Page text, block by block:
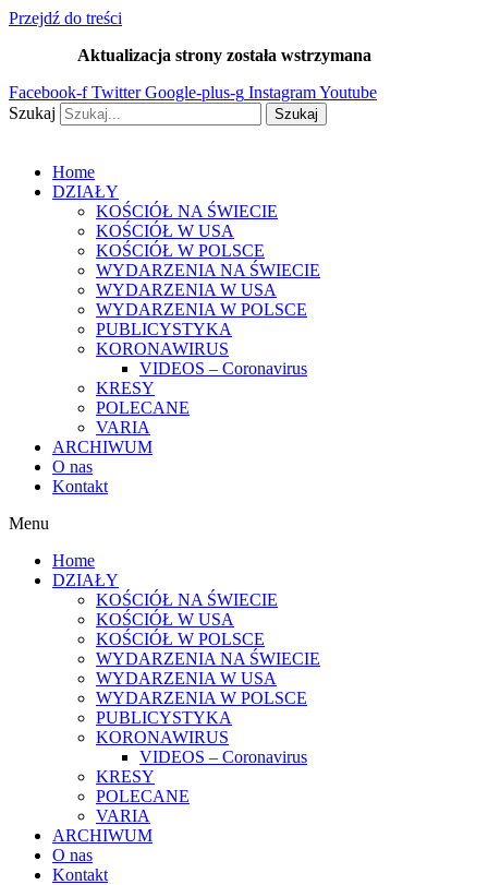
Przejdź do treści
Aktualizacja strony została wstrzymana
Facebook-f Twitter Google-plus-g InstagramYoutube
Szukaj
Szukaj
Home
DZIAŁY
KOŚCIÓŁ NA ŚWIECIE
KOŚCIÓŁ W USA
KOŚCIÓŁ W POLSCE
WYDARZENIA NA ŚWIECIE
WYDARZENIA W USA
WYDARZENIA W POLSCE
PUBLICYSTYKA
KORONAWIRUS
VIDEOS – Coronavirus
KRESY
POLECANE
VARIA
ARCHIWUM
O nas
Kontakt
Menu
Home
DZIAŁY
KOŚCIÓŁ NA ŚWIECIE
KOŚCIÓŁ W USA
KOŚCIÓŁ W POLSCE
WYDARZENIA NA ŚWIECIE
WYDARZENIA W USA
WYDARZENIA W POLSCE
PUBLICYSTYKA
KORONAWIRUS
VIDEOS – Coronavirus
KRESY
POLECANE
VARIA
ARCHIWUM
O nas
Kontakt